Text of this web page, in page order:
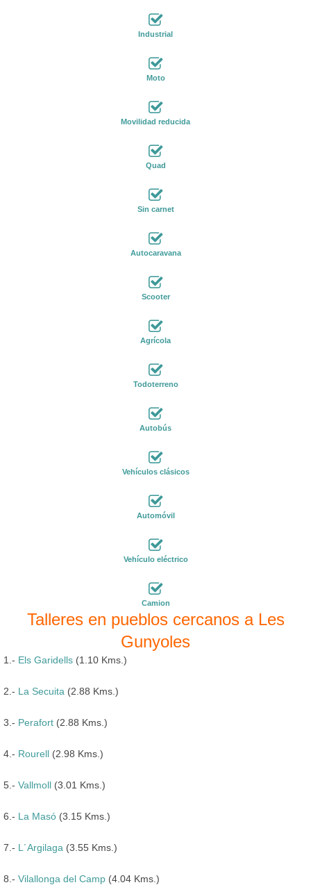
Industrial
Moto
Movilidad reducida
Quad
Sin carnet
Autocaravana
Scooter
Agrícola
Todoterreno
Autobús
Vehículos clásicos
Automóvil
Vehículo eléctrico
Camion
Talleres en pueblos cercanos a Les
Gunyoles
1.- Els Garidells (1.10 Kms.)
2.- La Secuita (2.88 Kms.)
3.- Perafort (2.88 Kms.)
4.- Rourell (2.98 Kms.)
5.- Vallmoll (3.01 Kms.)
6.- La Masó (3.15 Kms.)
7.- L´Argilaga (3.55 Kms.)
8.- Vilallonga del Camp (4.04 Kms.)